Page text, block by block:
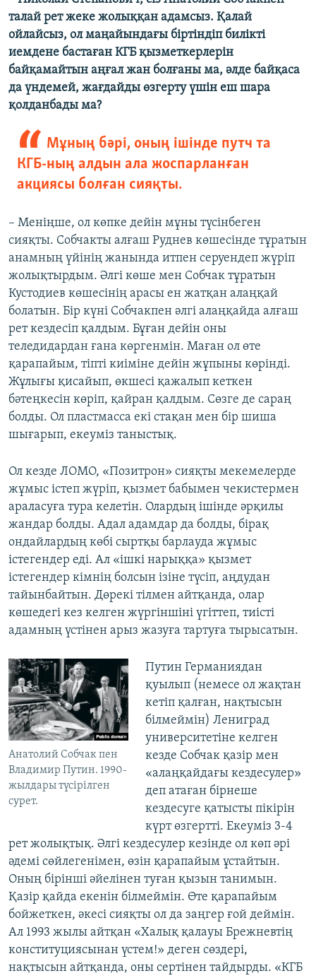
талай рет жеке жолыққан адамсыз. Қалай
ойлайсыз, ол маңайындағы біртіндіп билікті
иемдене бастаған КГБ қызметкерлерін
байқамайтын аңғал жан болғаны ма, әлде байқаса
да үндемей, жағдайды өзгерту үшін еш шара
қолданбады ма?
Мұның бәрі, оның ішінде путч та
КГБ-ның алдын ала жоспарланған
акциясы болған сияқты.
– Меніңше, ол көпке дейін мұны түсінбеген
сияқты. Собчакты алғаш Руднев көшесінде тұратын
анамның үйінің жанында итпен серуендеп жүріп
жолықтырдым. Әлгі көше мен Собчак тұратын
Кустодиев көшесінің арасы ен жатқан алаңқай
болатын. Бір күні Собчакпен әлгі алаңқайда алғаш
рет кездесіп қалдым. Бұған дейін оны
теледидардан ғана көргенмін. Маған ол өте
қарапайым, тіпті киіміне дейін жұпыны көрінді.
Жұлығы қисайып, өкшесі қажалып кеткен
бәтеңкесін көріп, қайран қалдым. Сөзге де сараң
болды. Ол пластмасса екі стақан мен бір шиша
шығарып, екеуміз таныстық.
Ол кезде ЛОМО, «Позитрон» сияқты мекемелерде
жұмыс істеп жүріп, қызмет бабымен чекистермен
араласуға тура келетін. Олардың ішінде әрқилы
жандар болды. Адал адамдар да болды, бірақ
ондайлардың көбі сыртқы барлауда жұмыс
істегендер еді. Ал «ішкі нарыққа» қызмет
істегендер кімнің болсын ізіне түсіп, аңдудан
тайынбайтын. Дөрекі тілмен айтқанда, олар
көшедегі кез келген жүргіншіні үгіттеп, тиісті
адамның үстінен арыз жазуға тартуға тырысатын.
Анатолий Собчак пен
Владимир Путин. 1990-
жылдары түсірілген
сурет.
Путин Германиядан
қуылып (немесе ол жақтан
кетіп қалған, нақтысын
білмеймін) Лениград
университетіне келген
кезде Собчак қазір мен
«алаңқайдағы кездесулер»
деп атаған бірнеше
кездесуге қатысты пікірін
күрт өзгертті. Екеуміз 3-4
рет жолықтық. Әлгі кездесулер кезінде ол көп әрі
әдемі сөйлегенімен, өзін қарапайым ұстайтын.
Оның бірінші әйелінен туған қызын танимын.
Қазір қайда екенін білмеймін. Өте қарапайым
бойжеткен, әкесі сияқты ол да заңгер ғой деймін.
Ал 1993 жылы айтқан «Халық қалауы Брежневтің
конституциясынан үстем!» деген сөздері,
нақтысын айтқанда, оны сертінен тайдырды. «КГБ